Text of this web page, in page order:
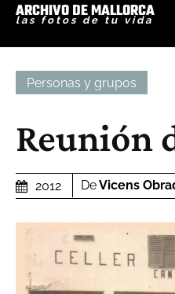
ARCHIVO DE MALLORCA
las fotos de tu vida
Personas y grupos
Reunión
2012 DeVicens